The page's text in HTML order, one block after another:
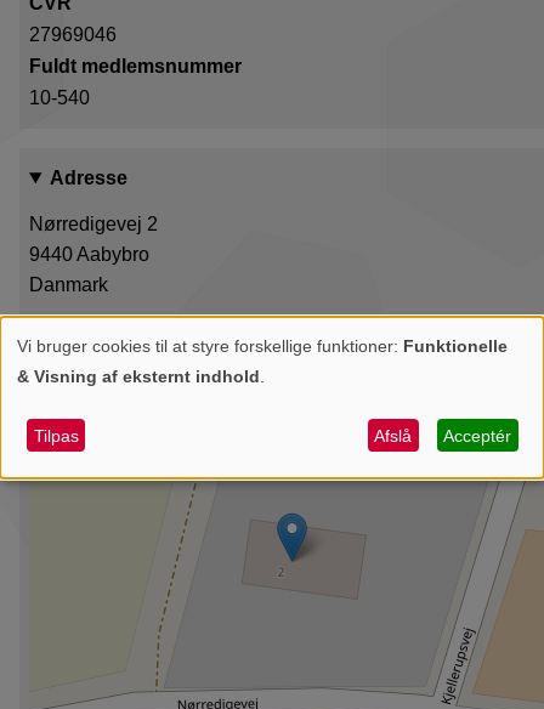
27969046
Fuldt medlemsnummer
10-540
Adresse
Nørredigevej 2
9440Aabybro
Danmark
Personlige
og
cookies
Vi bruger cookies til at styre forskellige funktioner: Funktionelle
& Visning af eksternt indhold.
Tilpas Afslå Acceptér